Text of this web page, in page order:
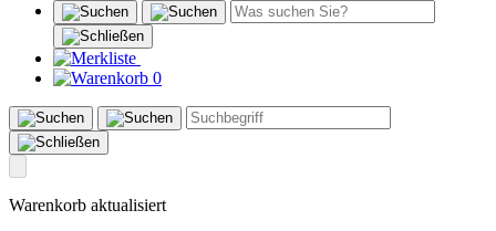
0
Warenkorb aktualisiert